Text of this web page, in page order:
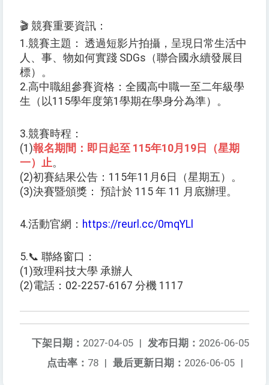
🎬 競賽重要資訊：
1.競賽主題： 透過短影片拍攝，呈現日常生活中
人、事、物如何實踐 SDGs（聯合國永續發展目
標）。
2.高中職組參賽資格：全國高中職一至二年級學
生（以115學年度第1學期在學身分為準）。
3.競賽時程：
(1)報名期間：即日起至 115年10月19日（星期
一）止。
(2)初賽結果公告：115年11月6日（星期五）。
(3)決賽暨頒獎： 預計於 115 年 11 月底辦理。
4.活動官網： https://reurl.cc/0mqYLl
5.📞 聯絡窗口：
(1)致理科技大學 承辦人
(2)電話：02-2257-6167 分機 1117
发布日期： 2026-06-05
下架日期： 2027-04-05 |
最后更新日期： 2026-06-05 |
点击率： 78 |